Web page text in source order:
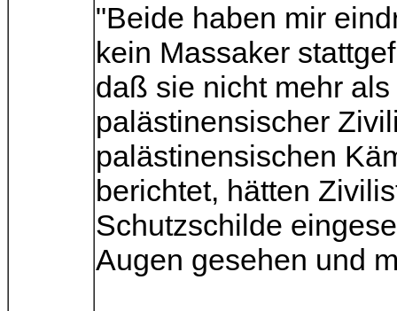
"Beide haben mir
kein Massaker
daß sie nicht mehr
palästinensischer
palästinensischen
berichtet, hätten
Schutzschilde
Augen gesehen und